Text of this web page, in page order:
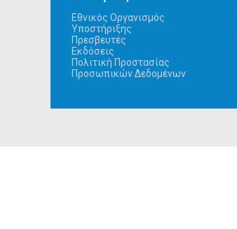
Εθνικός Οργανισμός
Υποστήριξης
Πρεσβευτές
Εκδόσεις
Πολιτική Προστασίας
Προσωπικών Δεδομένων